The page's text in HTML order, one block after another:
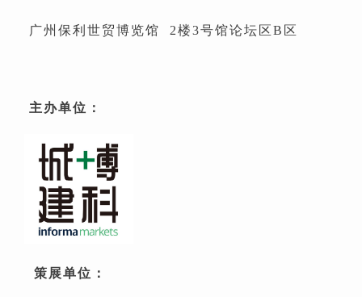
广州保利世贸博览馆 2楼3号馆论坛区B区
主办单位：
策展单位：